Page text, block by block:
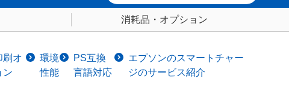
消耗品・オプション
刷オ
ン
環境
性能
PS互換
言語対応
エプソンのスマートチャー
ジのサービス紹介